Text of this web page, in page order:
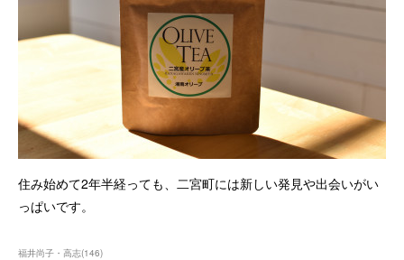
住み始めて2年半経っても、二宮町には新しい発見や出会いがい
っぱいです。
福井尚子・高志(146)